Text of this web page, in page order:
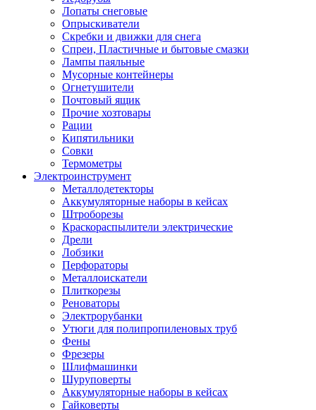
Лопаты снеговые
Опрыскиватели
Скребки и движки для снега
Спреи, Пластичные и бытовые смазки
Лампы паяльные
Мусорные контейнеры
Огнетушители
Почтовый ящик
Прочие хозтовары
Рации
Кипятильники
Совки
Термометры
Электроинструмент
Металлодетекторы
Аккумуляторные наборы в кейсах
Штроборезы
Краскораспылители электрические
Дрели
Лобзики
Перфораторы
Металлоискатели
Плиткорезы
Реноваторы
Электрорубанки
Утюги для полипропиленовых труб
Фены
Фрезеры
Шлифмашинки
Шуруповерты
Аккумуляторные наборы в кейсах
Гайковерты